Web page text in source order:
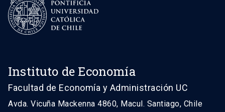
Instituto de Economía
Facultad de Economía y Administración UC
Avda. Vicuña Mackenna 4860, Macul. Santiago, Chile